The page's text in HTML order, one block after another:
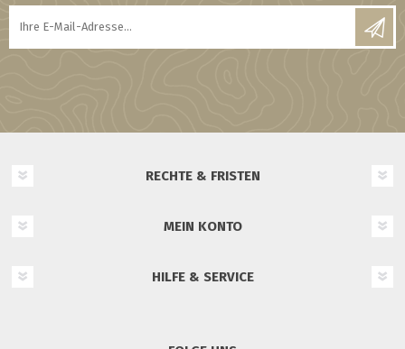
RECHTE & FRISTEN
MEIN KONTO
HILFE & SERVICE